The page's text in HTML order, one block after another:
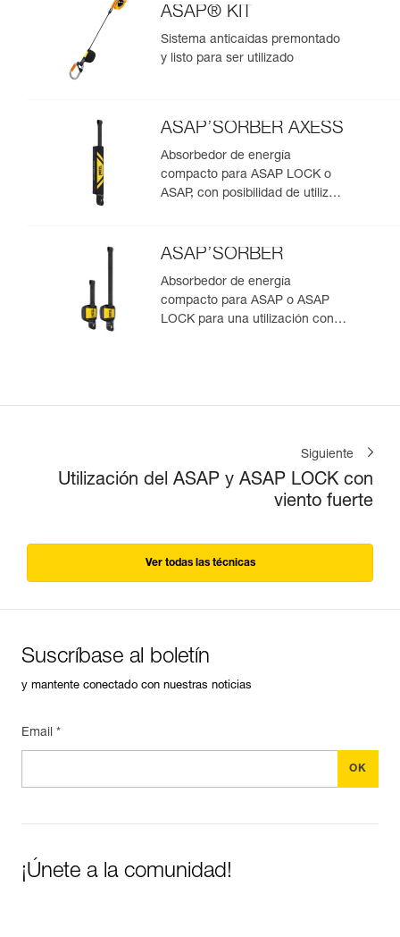
ASAP® KIT
Sistema anticaídas premontado
y listo para ser utilizado
ASAP’SORBER AXESS
Absorbedor de energía
compacto para ASAP LOCK o
ASAP, con posibilidad de utilizar
ASAP’SORBER
Absorbedor de energía
compacto para ASAP o ASAP
LOCK para una utilización con
Siguiente
Utilización del ASAP y ASAP LOCK con
viento fuerte
Ver todas las técnicas
Suscríbase al boletín
y mantente conectado con nuestras noticias
Email *
¡Únete a la comunidad!